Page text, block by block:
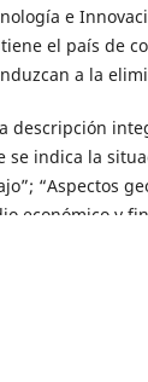
e
el país de
a la
indica la
“Aspectos
económico y